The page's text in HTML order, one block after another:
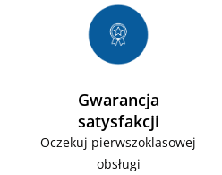
Gwarancja
satysfakcji
Oczekuj pierwszoklasowej
obsługi